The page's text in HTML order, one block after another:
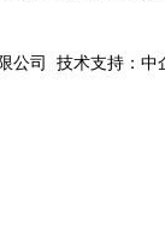
公司 技术支持：